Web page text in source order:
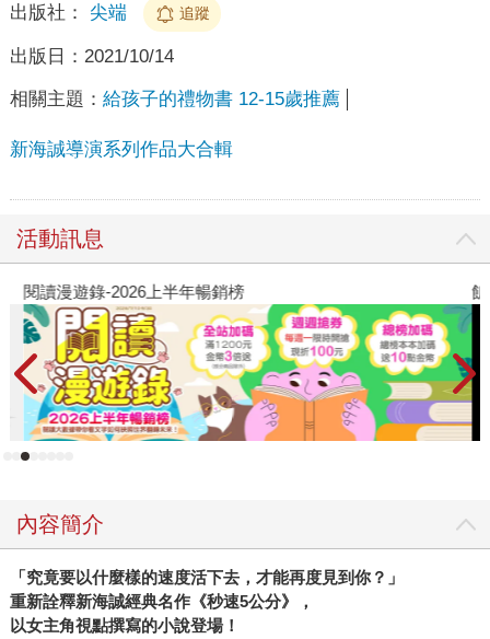
出版社： 尖端 追蹤
出版日： 2021/10/14
相關主題： 給孩子的禮物書 12-15歲推薦
新海誠導演系列作品大合輯
活動訊息
閱讀漫遊錄-2026上半年暢銷榜
內容簡介
「究竟要以什麼樣的速度活下去，才能再度見到你？」
重新詮釋新海誠經典名作《秒速5公分》，
以女主角視點撰寫的小說登場！